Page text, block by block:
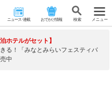
ニュース･連載 おでかけ情報 検 索 メニュー
ホテルがセット】
る！「みなとみらいフェスティバ
中